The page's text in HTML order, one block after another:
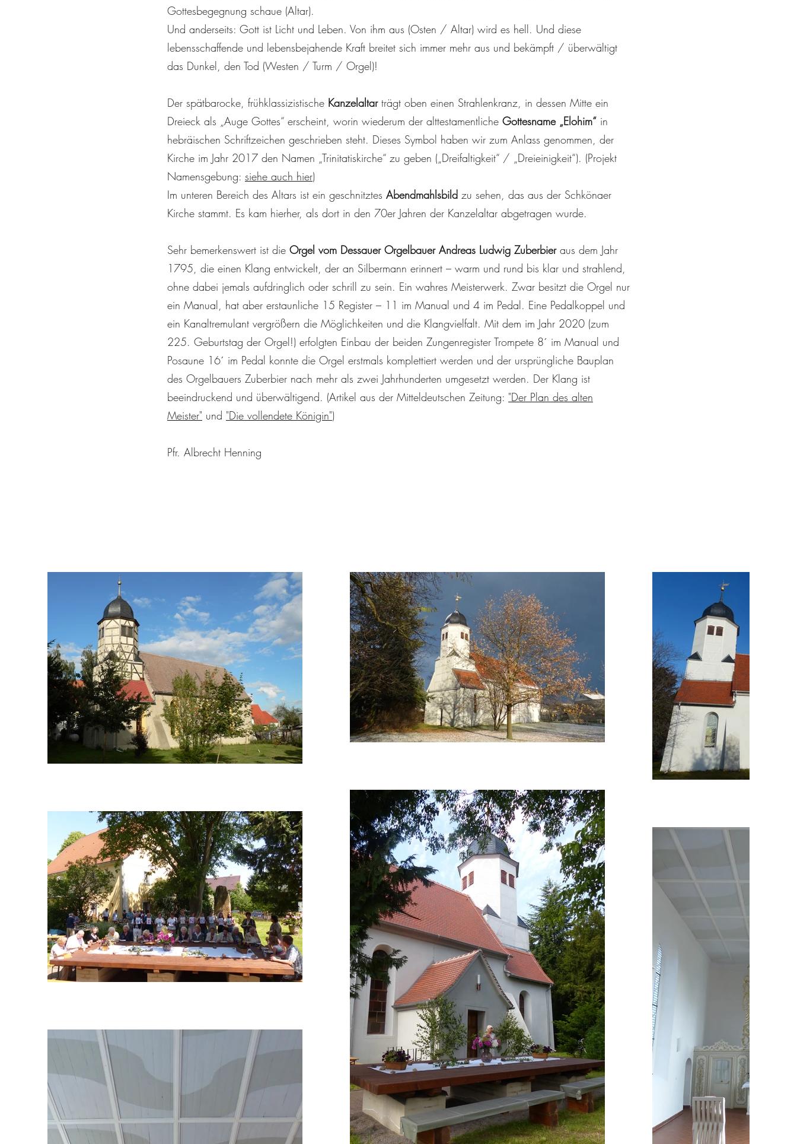
Gottesbegegnung schaue (Altar).
Und anderseits: Gott ist Licht und Leben. Von ihm aus (Osten / Altar) wird es hell. Und diese
lebensschaffende und lebensbejahende Kraft breitet sich immer mehr aus und bekämpft / überwältigt
das Dunkel, den Tod (Westen / Turm / Orgel)!
Der spätbarocke, frühklassizistische Kanzelaltarträgt oben einen Strahlenkranz, in dessen Mitte ein
Dreieck als „Auge Gottes“ erscheint, worin wiederum der alttestamentliche Gottesname „Elohim“ in
hebräischen Schriftzeichen geschrieben steht. Dieses Symbol haben wir zum Anlass genommen, der
Kirche im Jahr 2017 den Namen „Trinitatiskirche“ zu geben („Dreifaltigkeit“ / „Dreieinigkeit“). (Projekt
Namensgebung: siehe auch hier)
Im unteren Bereich des Altars ist ein geschnitztes Abendmahlsbild zu sehen, das aus der Schkönaer
Kirche stammt. Es kam hierher, als dort in den 70er Jahren der Kanzelaltar abgetragen wurde.
Sehr bemerkenswert ist die Orgel vom Dessauer Orgelbauer Andreas Ludwig Zuberbieraus dem Jahr
1795, die einen Klang entwickelt, der an Silbermann erinnert – warm und rund bis klar und strahlend,
ohne dabei jemals aufdringlich oder schrill zu sein. Ein wahres Meisterwerk. Zwar besitzt die Orgel nur
ein Manual, hat aber erstaunliche 15 Register – 11 im Manual und 4 im Pedal. Eine Pedalkoppel und
ein Kanaltremulant vergrößern die Möglichkeiten und die Klangvielfalt. Mit dem im Jahr 2020 (zum
225. Geburtstag der Orgel!) erfolgten Einbau der beiden Zungenregister Trompete 8´ im Manual und
Posaune 16´ im Pedal konnte die Orgel erstmals komplettiert werden und der ursprüngliche Bauplan
des Orgelbauers Zuberbier nach mehr als zwei Jahrhunderten umgesetzt werden. Der Klang ist
beeindruckend und überwältigend. (Artikel aus der Mitteldeutschen Zeitung: "Der Plan des alten
Meister" und "Die vollendete Königin")
Pfr. Albrecht Henning